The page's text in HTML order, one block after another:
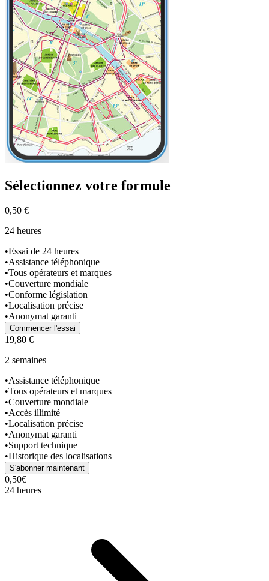
Sélectionnez votre formule
0,50 €
24 heures
•Essai de 24 heures
•Assistance téléphonique
•Tous opérateurs et marques
•Couverture mondiale
•Conforme législation
•Localisation précise
•Anonymat garanti
Commencer l'essai
19,80 €
2 semaines
•Assistance téléphonique
•Tous opérateurs et marques
•Couverture mondiale
•Accès illimité
•Localisation précise
•Anonymat garanti
•Support technique
•Historique des localisations
S'abonner maintenant
0,50€
24 heures